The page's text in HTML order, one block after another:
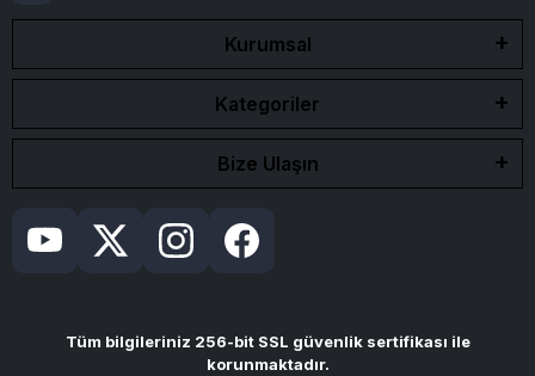
Kurumsal
Kategoriler
Bize Ulaşın
Tüm bilgileriniz 256-bit SSL güvenlik sertifikası ile
korunmaktadır.